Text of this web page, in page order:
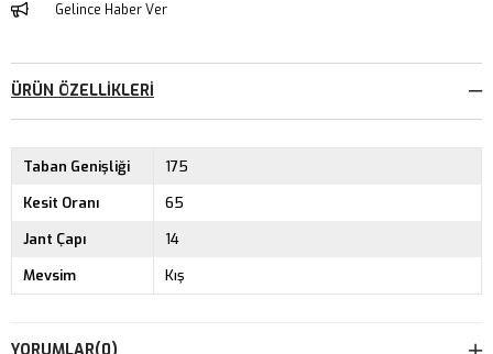
Gelince Haber Ver
ÜRÜN ÖZELLIKLERI
Taban Genişliği
175
Kesit Oranı
65
Jant Çapı
14
Mevsim
Kış